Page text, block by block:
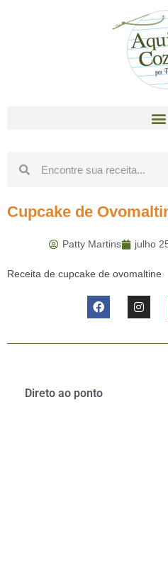
Cupcake de
Patty Martins julho
Receita de cupcake de ovomaltine
Direto ao ponto